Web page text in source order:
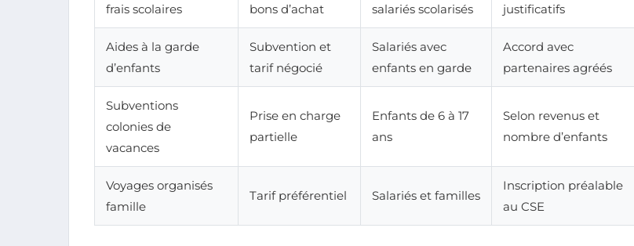
frais scolaires
bons d’achat
salariés scolarisés
justificatifs
Aides à la garde
d’enfants
Subvention et
tarif négocié
Salariés avec
enfants en garde
Accord avec
partenaires agréés
Subventions
colonies de
vacances
Prise en charge
partielle
Enfants de 6 à 17
ans
Selon revenus et
nombre d’enfants
Voyages organisés
famille
Tarif préférentiel Salariés et familles
Inscription préalable
au CSE